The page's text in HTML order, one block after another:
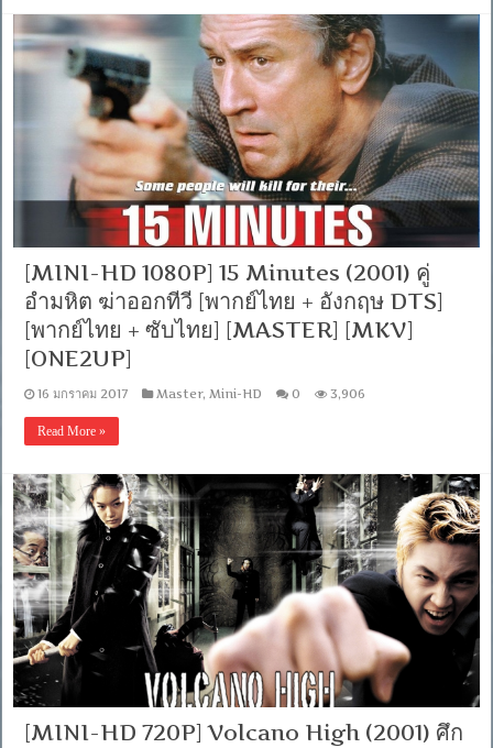
[MINI-HD 1080P] 15 Minutes (2001) คู่
อำมหิต ฆ่าออกทีวี [พากย์ไทย + อังกฤษ DTS]
[พากย์ไทย + ซับไทย] [MASTER] [MKV]
[ONE2UP]
16 มกราคม 2017 Master,Mini-HD 0 3,906
Read More »
[MINI-HD 720P] Volcano High (2001) ศึก